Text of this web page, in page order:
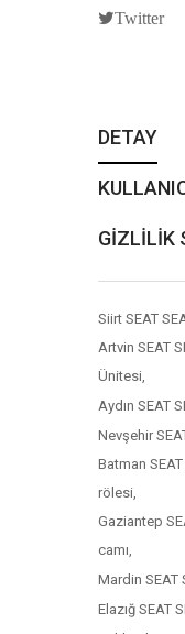
Twitter
DETAY
GİZLİLİK
Siirt SEAT
Artvin SEAT
Ünitesi,
Aydın SEAT
Nevşehir
Batman
rölesi,
Gaziantep
camı,
Mardin SEAT
Elazığ SEAT